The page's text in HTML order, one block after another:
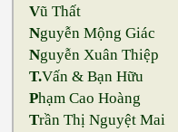
Vũ Thất
Nguyễn Mộng Giác
Nguyễn Xuân Thiệp
T.Vấn & Bạn Hữu
Phạm Cao Hoàng
Trần Thị Nguyệt Mai